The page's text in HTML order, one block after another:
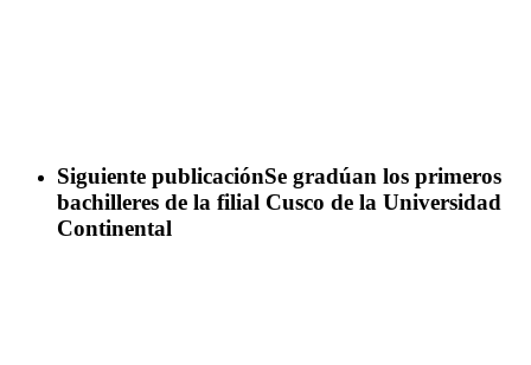
Siguiente publicaciónSe gradúan los primeros
bachilleres de la filial Cusco de la Universidad
Continental